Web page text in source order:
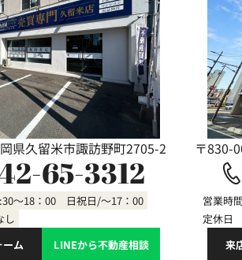
県久留米市諏訪野町2705-2
65-3312
～18：00 日祝日/～17：00
し
ーム
LINEから不動産相談
〒830-
営業時
定休日
来